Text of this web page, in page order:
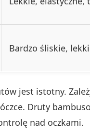
Bardzo śliskie,
jest istotny.
Druty
nad oczkami.